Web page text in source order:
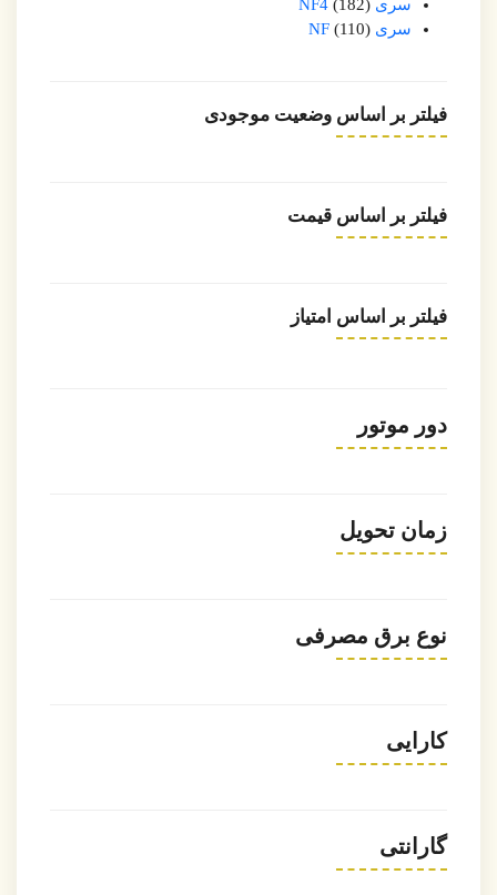
سری NF4
182
سری NF
110
فیلتر بر اساس وضعیت موجودی
فیلتر بر اساس قیمت
فیلتر بر اساس امتیاز
دور موتور
زمان تحویل
نوع برق مصرفی
کارایی
گارانتی